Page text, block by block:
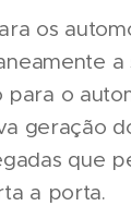
os
a
para o
geração
que
a porta.